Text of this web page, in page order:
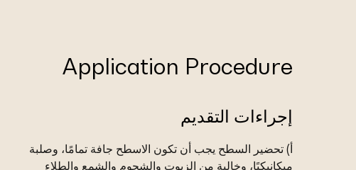
Application Procedure
إجراءات التقديم
أ) تحضير السطح يجب أن تكون الاسطح جافة تمامًا، وصلبة
ميكانيكيًا، وخالية من الزيوت والشحوم والشمع والطلاء